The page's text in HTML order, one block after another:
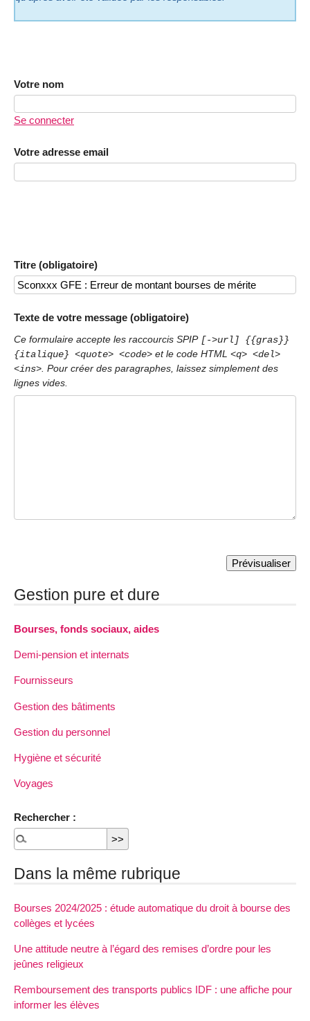
Votre nom
Se connecter
Votre adresse email
Titre (obligatoire)
Texte de votre message (obligatoire)
Ce formulaire accepte les raccourcis SPIP [->url] {{gras}}
{italique} <quote> <code> et le code HTML <q> <del>
<ins>. Pour créer des paragraphes, laissez simplement des
lignes vides.
Gestion pure et dure
Bourses, fonds sociaux, aides
Demi-pension et internats
Fournisseurs
Gestion des bâtiments
Gestion du personnel
Hygiène et sécurité
Voyages
Rechercher :
Dans la même rubrique
Bourses 2024/2025 : étude automatique du droit à bourse des
collèges et lycées
Une attitude neutre à l’égard des remises d’ordre pour les
jeûnes religieux
Remboursement des transports publics IDF : une affiche pour
informer les élèves